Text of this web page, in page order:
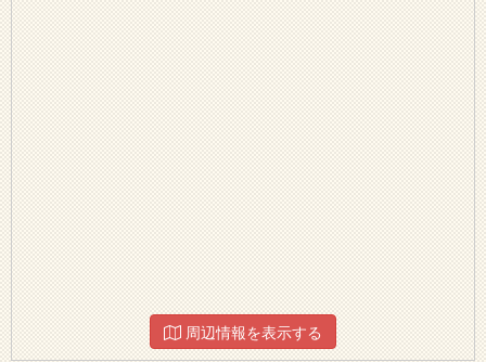
周辺情報を表示する